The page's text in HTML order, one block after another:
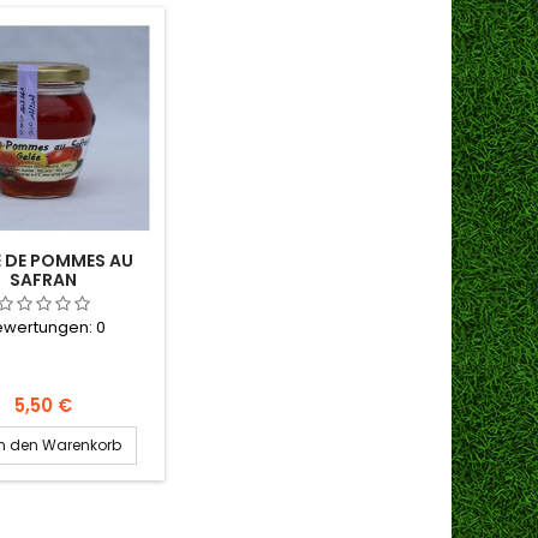
DE POMMES AU
SAFRAN
0
Preis
5,50 €
den Warenkorb